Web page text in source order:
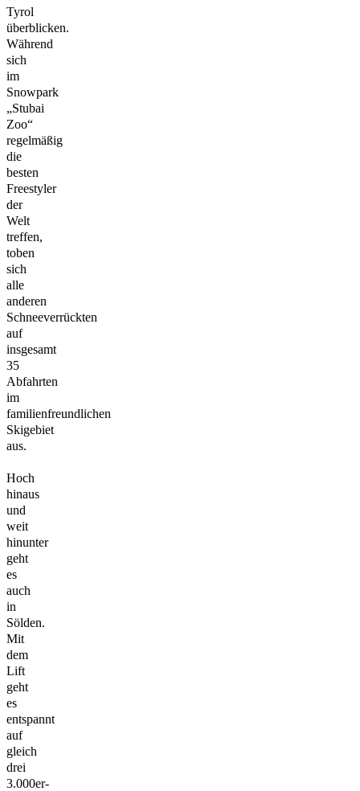
Tyrol
überblicken.
Während
sich
im
Snowpark
„Stubai
Zoo“
regelmäßig
die
besten
Freestyler
der
Welt
treffen,
toben
sich
alle
anderen
Schneeverrückten
auf
insgesamt
35
Abfahrten
im
familienfreundlichen
Skigebiet
aus.
Hoch
hinaus
und
weit
hinunter
geht
es
auch
in
Sölden.
Mit
dem
Lift
geht
es
entspannt
auf
gleich
drei
3.000er-